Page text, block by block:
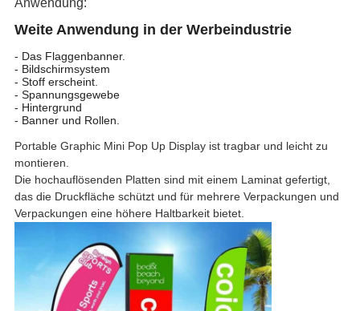
Anwendung:
Weite Anwendung in der Werbeindustrie
- Das Flaggenbanner.
- Bildschirmsystem
- Stoff erscheint.
- Spannungsgewebe
- Hintergrund
- Banner und Rollen.
Portable Graphic Mini Pop Up Display ist tragbar und leicht zu
montieren.
Die hochauflösenden Platten sind mit einem Laminat gefertigt,
das die Druckfläche schützt und für mehrere Verpackungen und
Verpackungen eine höhere Haltbarkeit bietet.